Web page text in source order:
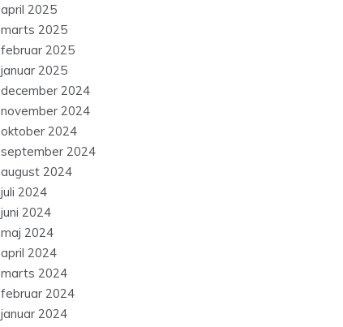
april 2025
marts 2025
februar 2025
januar 2025
december 2024
november 2024
oktober 2024
september 2024
august 2024
juli 2024
juni 2024
maj 2024
april 2024
marts 2024
februar 2024
januar 2024